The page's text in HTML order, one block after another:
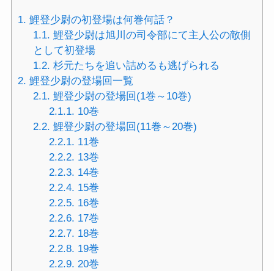
1. 鯉登少尉の初登場は何巻何話？
1.1. 鯉登少尉は旭川の司令部にて主人公の敵側
として初登場
1.2. 杉元たちを追い詰めるも逃げられる
2. 鯉登少尉の登場回一覧
2.1. 鯉登少尉の登場回(1巻～10巻)
2.1.1. 10巻
2.2. 鯉登少尉の登場回(11巻～20巻)
2.2.1. 11巻
2.2.2. 13巻
2.2.3. 14巻
2.2.4. 15巻
2.2.5. 16巻
2.2.6. 17巻
2.2.7. 18巻
2.2.8. 19巻
2.2.9. 20巻